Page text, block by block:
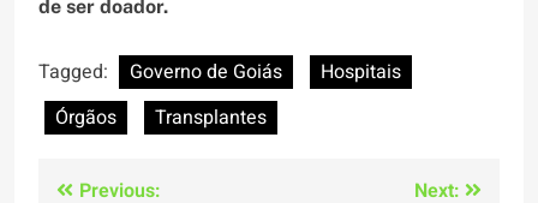
de ser doador.
Tagged: Governo de Goiás
Hospitais
Órgãos
Transplantes
Previous:
Next: